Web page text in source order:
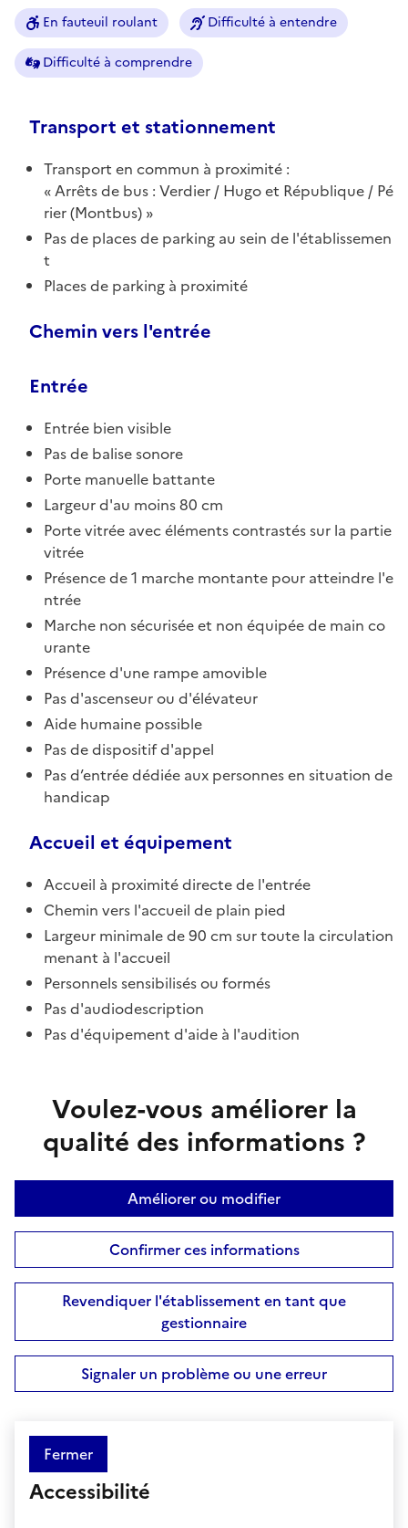
En fauteuil roulant Difficulté à entendre
Difficulté à comprendre
Transport et stationnement
Transport en commun à proximité :
Arrêts de bus : Verdier / Hugo et République / Pé
rier (Montbus)
Pas de places de parking au sein de l'établissemen
t
Places de parking à proximité
Chemin vers l'entrée
Entrée
Entrée bien visible
Pas de balise sonore
Porte manuelle battante
Largeur d'au moins 80 cm
Porte vitrée avec éléments contrastés sur la partie
vitrée
Présence de 1 marche montante pour atteindre l'e
ntrée
Marche non sécurisée et non équipée de main co
urante
Présence d'une rampe amovible
Pas d'ascenseur ou d'élévateur
Aide humaine possible
Pas de dispositif d'appel
Pas d’entrée dédiée aux personnes en situation de
handicap
Accueil et équipement
Accueil à proximité directe de l'entrée
Chemin vers l'accueil de plain pied
Largeur minimale de 90 cm sur toute la circulation
menant à l'accueil
Personnels sensibilisés ou formés
Pas d'audiodescription
Pas d'équipement d'aide à l'audition
Voulez-vous améliorer la
qualité des informations ?
Améliorer ou modifier
Confirmer ces informations
Revendiquer l'établissement en tant que
gestionnaire
Signaler un problème ou une erreur
Fermer
Accessibilité